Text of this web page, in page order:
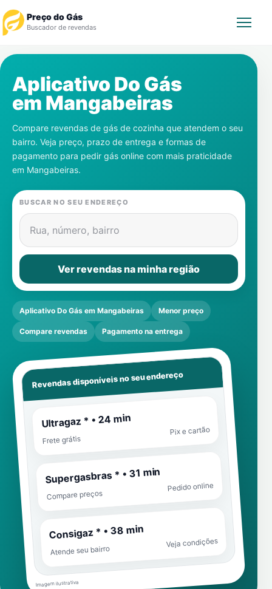
Preço do Gás
Buscador de revendas
Revendedor
Notícias
Cadastre-se
Gás
Contatos
Aplicativo Do Gás
em Mangabeiras
Compare revendas de gás de cozinha que atendem o seu
bairro. Veja preço, prazo de entrega e formas de
pagamento para pedir gás online com mais praticidade
em Mangabeiras.
BUSCAR NO SEU ENDEREÇO
Rua, número, bairro
Ver revendas na minha região
Aplicativo Do Gás em Mangabeiras Menor preço
Compare revendas Pagamento na entrega
Revendas disponíveis no seu endereço
Ultragaz * • 24 min
Frete grátis
Pix e cartão
Supergasbras * • 31 min
Compare preços
Pedido online
Consigaz * • 38 min
Atende seu bairro
Veja condições
Imagem ilustrativa